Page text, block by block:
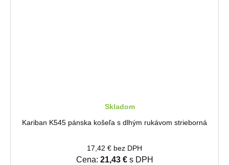
Skladom
Kariban K545 pánska košeľa s dlhým rukávom strieborná
17,42 € bez DPH
Cena: 21,43 €s DPH